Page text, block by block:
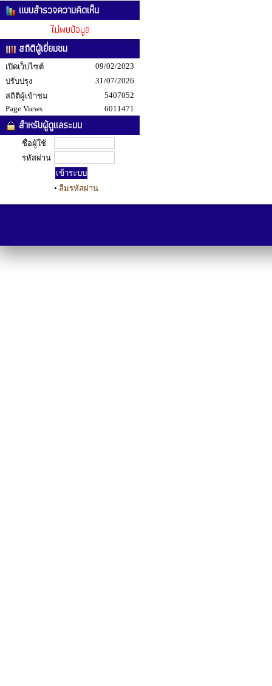
แบบสำรวจความคิดเห็น
ไม่พบข้อมูล
สถิติผู้เยี่ยมชม
เปิดเว็บไซต์
09/02/2023
ปรับปรุง
31/07/2026
สถิติผู้เข้าชม
5407052
Page Views
6011471
สำหรับผู้ดูแลระบบ
ชื่อผู้ใช้
รหัสผ่าน
• ลืมรหัสผ่าน